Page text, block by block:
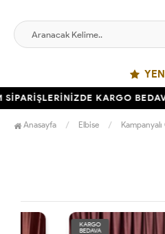
KARGO BEDAVA!
Anasayfa Elbise